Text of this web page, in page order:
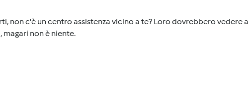
non c'è un centro assistenza vicino a te? Loro dovrebbero vedere
magari non è niente.